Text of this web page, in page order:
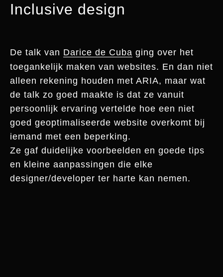
Inclusive design
De talk van Darice de Cuba ging over het
toegankelijk maken van websites. En dan niet
alleen rekening houden met ARIA, maar wat
de talk zo goed maakte is dat ze vanuit
persoonlijk ervaring vertelde hoe een niet
goed geoptimaliseerde website overkomt bij
iemand met een beperking.
Ze gaf duidelijke voorbeelden en goede tips
en kleine aanpassingen die elke
designer/developer ter harte kan nemen.